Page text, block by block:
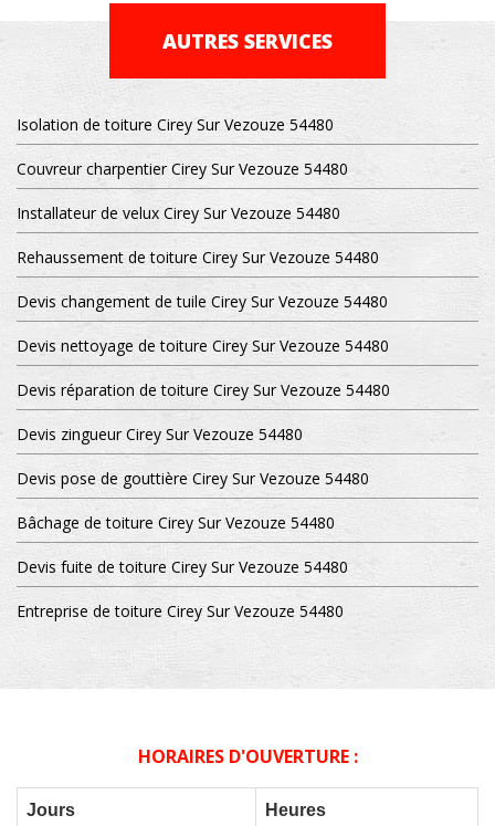
AUTRES SERVICES
Isolation de toiture Cirey Sur Vezouze 54480
Couvreur charpentier Cirey Sur Vezouze 54480
Installateur de velux Cirey Sur Vezouze 54480
Rehaussement de toiture Cirey Sur Vezouze 54480
Devis changement de tuile Cirey Sur Vezouze 54480
Devis nettoyage de toiture Cirey Sur Vezouze 54480
Devis réparation de toiture Cirey Sur Vezouze 54480
Devis zingueur Cirey Sur Vezouze 54480
Devis pose de gouttière Cirey Sur Vezouze 54480
Bâchage de toiture Cirey Sur Vezouze 54480
Devis fuite de toiture Cirey Sur Vezouze 54480
Entreprise de toiture Cirey Sur Vezouze 54480
HORAIRES D'OUVERTURE :
Jours Heures